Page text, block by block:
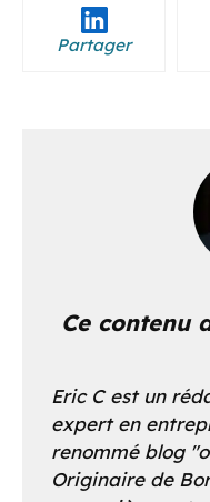
Partager
Ce contenu
Eric C est un
expert en
renommé blog
Originaire de